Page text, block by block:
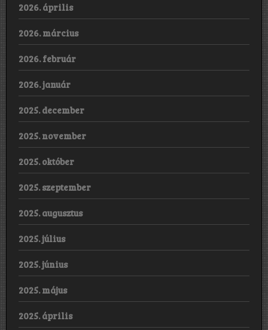
2026. április
2026. március
2026. február
2026. január
2025. december
2025. november
2025. október
2025. szeptember
2025. augusztus
2025. július
2025. június
2025. május
2025. április